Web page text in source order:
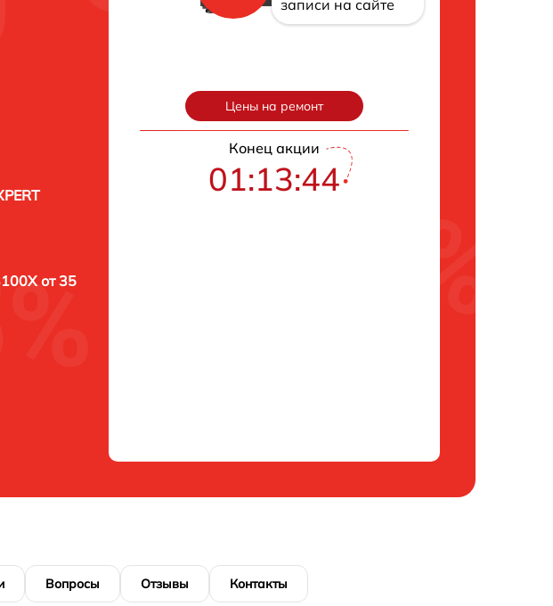
от 35
записи на сайте
Цены на ремонт
Конец акции
01:13:43
Вопросы Отзывы Контакты